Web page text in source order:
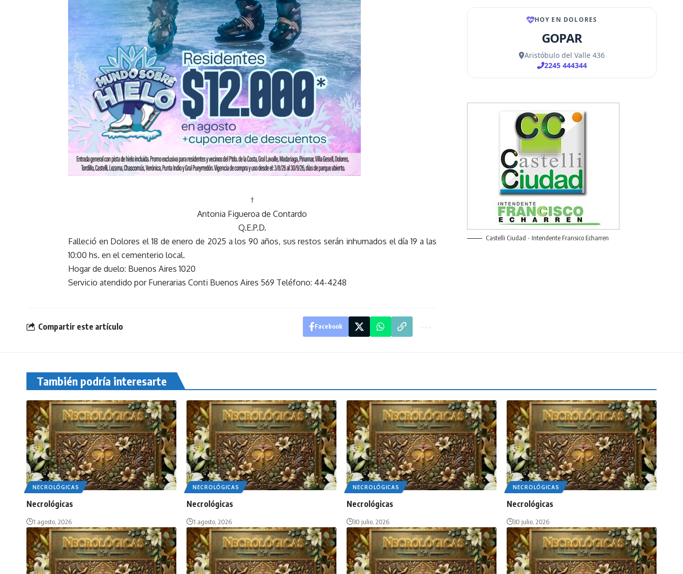
†
Antonia Figueroa de Contardo
Q.E.P.D.
Falleció en Dolores el 18 de enero de 2025 a los 90 años, sus restos serán inhumados el día 19 a las
10:00 hs. en el cementerio local.
Hogar de duelo: Buenos Aires 1020
Servicio atendido por Funerarias Conti Buenos Aires 569 Teléfono: 44-4248
Compartir este artículo Facebook
Castelli Ciudad - Intendente Fransico Echarren
También podría interesarte
NECROLÓGICAS
Necrológicas
1 agosto, 2026
NECROLÓGICAS
Necrológicas
1 agosto, 2026
NECROLÓGICAS
Necrológicas
30 julio, 2026
NECROLÓGICAS
Necrológicas
30 julio, 2026